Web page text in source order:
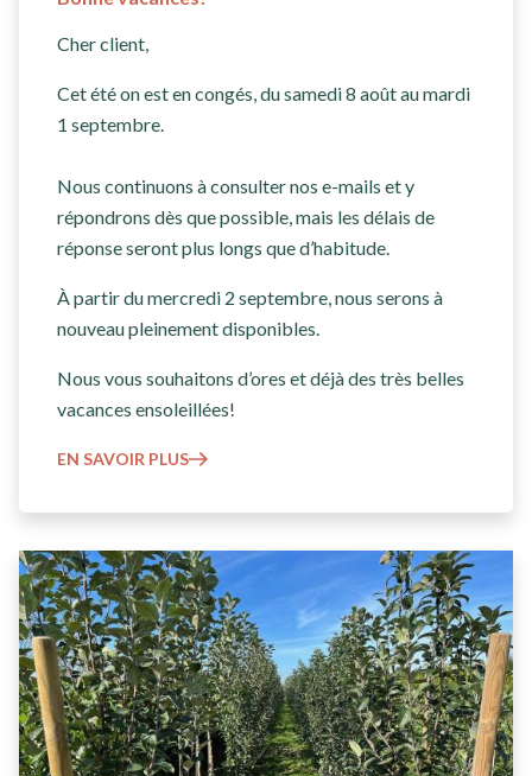
Cher client,
Cet été on est en congés, du samedi 8 août au mardi
1 septembre.
Nous continuons à consulter nos e-mails et y
répondrons dès que possible, mais les délais de
réponse seront plus longs que d’habitude.
À partir du mercredi 2 septembre, nous serons à
nouveau pleinement disponibles.
Nous vous souhaitons d’ores et déjà des très belles
vacances ensoleillées!
EN SAVOIR PLUS